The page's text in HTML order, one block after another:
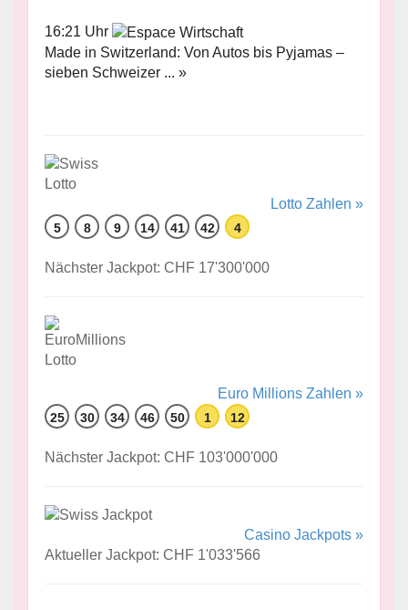
16:21 Uhr
Made in Switzerland: Von Autos bis Pyjamas –
sieben Schweizer ... »
Lotto Zahlen »
5 8 9 14 41 42 4
Nächster Jackpot: CHF 17'300'000
Euro Millions Zahlen »
25 30 34 46 50 1 12
Nächster Jackpot: CHF 103'000'000
Casino Jackpots »
Aktueller Jackpot: CHF 1'033'566